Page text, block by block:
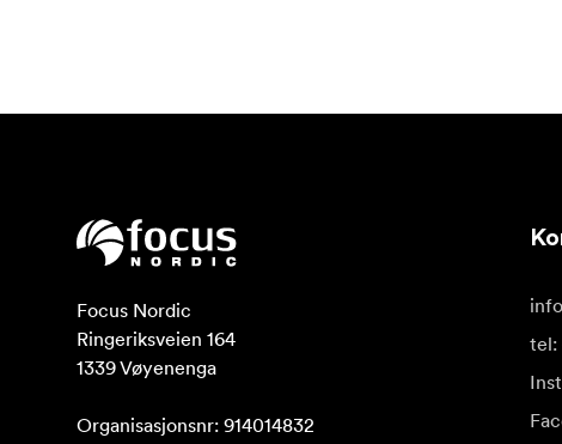
Focus Nordic
Ringeriksveien 164
1339 Vøyenenga
Organisasjonsnr: 914014832
tel: